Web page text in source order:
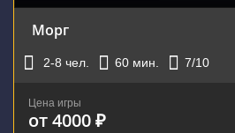
Морг
2-8 чел. 60 мин. 7/10
Цена игры
от 4000 ₽